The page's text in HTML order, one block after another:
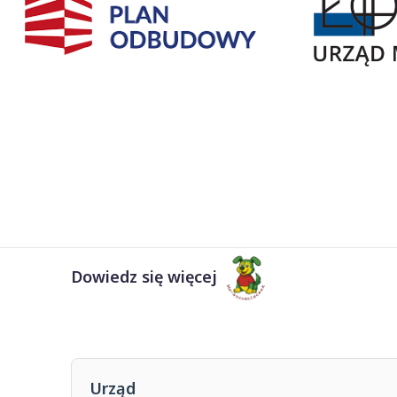
Dowiedz się więcej
Urząd